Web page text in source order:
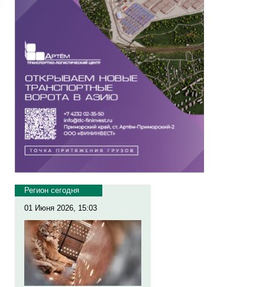
Регион сегодня
01 Июня 2026, 15:03